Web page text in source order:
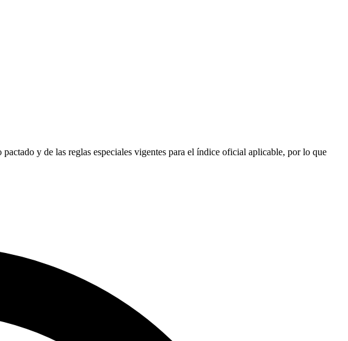
y de las reglas especiales vigentes para el índice oficial aplicable, por lo que